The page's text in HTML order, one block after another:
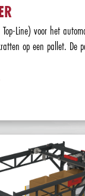
Line) voor het
op een pallet. De